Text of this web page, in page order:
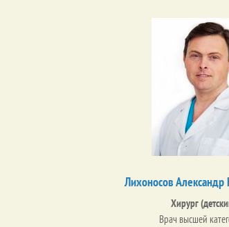
Лихоносов Александр
Хирург
Врач высшей